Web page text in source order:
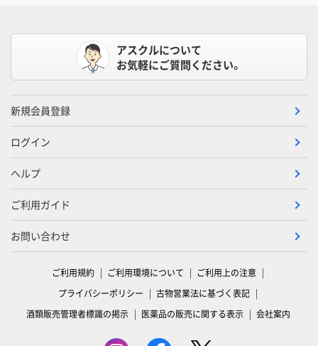
アスクルについて
お気軽にご質問ください。
新規会員登録
ログイン
ヘルプ
ご利用ガイド
お問い合わせ
ご利用規約 ご利用環境について
ご利用上の注意
プライバシーポリシー
古物営業法に基づく表記
酒類販売管理者標識の掲示
医薬品の販売に関する表示 会社案内